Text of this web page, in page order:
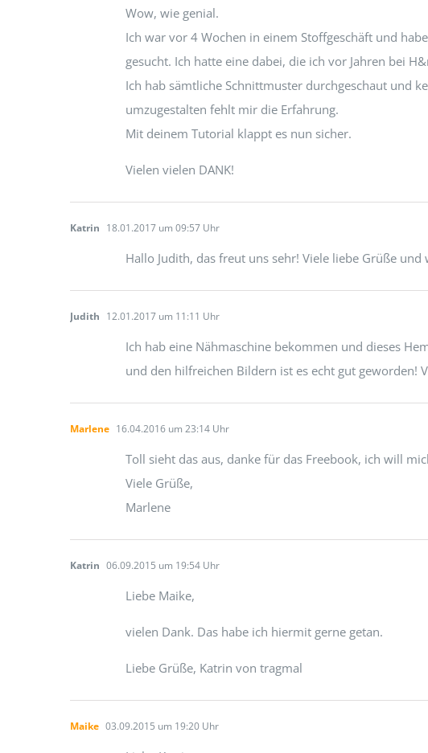
Wow, wie genial.
Ich war vor 4 Wochen in einem Stoffgeschäft und
gesucht. Ich hatte eine dabei, die ich vor Jahren bei
Ich hab sämtliche Schnittmuster durchgeschaut und
umzugestalten fehlt mir die Erfahrung.
Mit deinem Tutorial klappt es nun sicher.
Vielen vielen DANK!
Katrin 18.01.2017 um 09:57 Uhr
Hallo Judith, das freut uns sehr! Viele liebe Grüße
Judith 12.01.2017 um 11:11 Uhr
Ich hab eine Nähmaschine bekommen und dieses
und den hilfreichen Bildern ist es echt gut geworden!
Marlene 16.04.2016 um 23:14 Uhr
Toll sieht das aus, danke für das Freebook, ich will
Viele Grüße,
Marlene
Katrin 06.09.2015 um 19:54 Uhr
Liebe Maike,
vielen Dank. Das habe ich hiermit gerne getan.
Liebe Grüße, Katrin von tragmal
Maike 03.09.2015 um 19:20 Uhr